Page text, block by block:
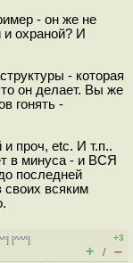
- он же не
охраной? И
- которая
он делает. Вы же
гонять -
проч, etc. И т.п..
в минуса - и ВСЯ
последней
всяким
] [^^^]
+3
+ / –